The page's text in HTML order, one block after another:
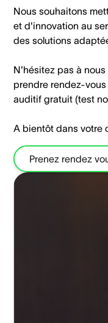
Nous souhaitons
et d'innovation au
des solutions
N'hésitez pas à
prendre rendez-
auditif gratuit (test
A bientôt dans votre
Prenez rendez